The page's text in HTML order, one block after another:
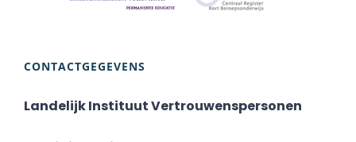
CONTACTGEGEVENS
Landelijk Instituut Vertrouwenspersonen